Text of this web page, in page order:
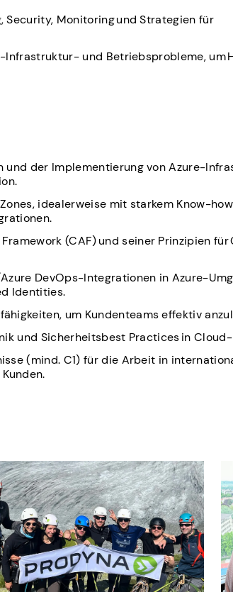
Security, Monitoring und Strategien für
Infrastruktur- und Betriebsprobleme, um
und der Implementierung von Azure-
idealerweise mit starkem Know-how
(CAF) und seiner Prinzipien für
DevOps-Integrationen in Azure-
Identities.
um Kundenteams effektiv
und Sicherheitsbest Practices in
(mind. C1) für die Arbeit in